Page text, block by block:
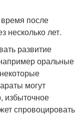
время после
несколько лет.
развитие
оральные
могут
избыточное
спровоцировать